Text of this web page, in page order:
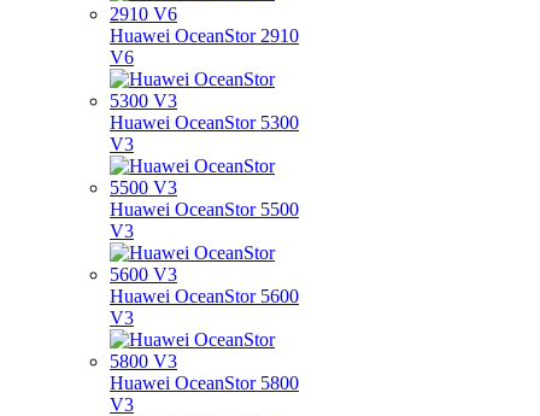
Huawei OceanStor 2910
V6
Huawei OceanStor 5300
V3
Huawei OceanStor 5500
V3
Huawei OceanStor 5600
V3
Huawei OceanStor 5800
V3